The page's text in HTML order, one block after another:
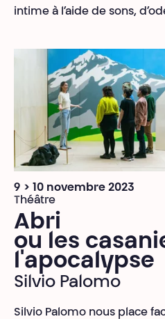
intime à l’aide de sons,
9 > 10 novembre 2023
Théâtre
Abri
ou les
l'apocalypse
Silvio Palomo
Silvio Palomo nous place